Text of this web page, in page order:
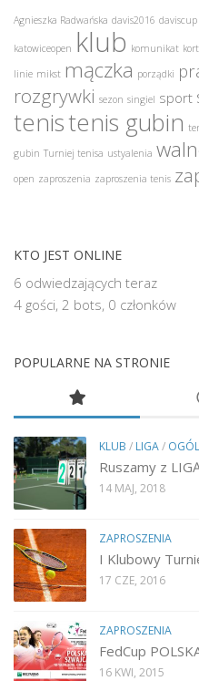
Agnieszka Radwańska davis2016 daviscup
katowiceopen klub komunikat kort
linie mikst mączka porządki
rozgrywki sezon singiel sport
tenistenis gubin
gubin Turniej tenisa ustyalenia
open zaproszenia zaproszenia tenis
KTO JEST ONLINE
6 odwiedzających teraz
4 gości, 2 bots, 0 członków
POPULARNE NA STRONIE
KLUB / LIGA/
Ruszamy z
14 MAJ, 2018
ZAPROSZENIA
I Klubowy
17 CZE, 2016
ZAPROSZENIA
FedCup
16 KWI, 2015